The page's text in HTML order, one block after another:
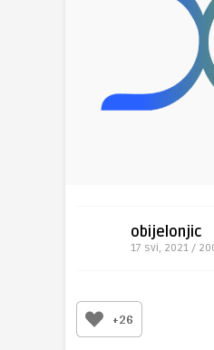
obijelonjic
17 svi, 2021 /
+26